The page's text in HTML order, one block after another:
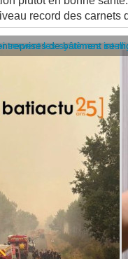
de bâtiment se
servent les systèmes